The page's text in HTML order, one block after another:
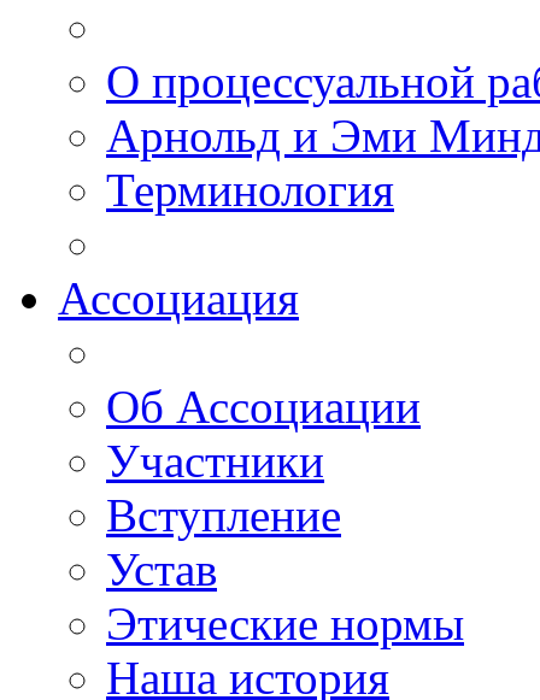
О процессуальной
Арнольд и Эми
Терминология
Ассоциация
Об Ассоциации
Участники
Вступление
Устав
Этические нормы
Наша история